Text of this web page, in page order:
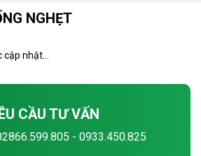
NGHẸT
nhật...
CẦU TƯ VẤN
- 0933.450.825